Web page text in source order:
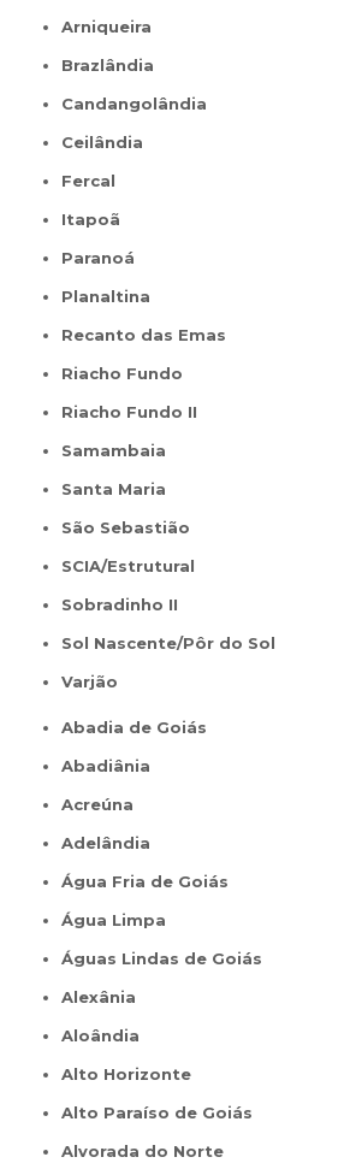
Arniqueira
Brazlândia
Candangolândia
Ceilândia
Fercal
Itapoã
Paranoá
Planaltina
Recanto das Emas
Riacho Fundo
Riacho Fundo II
Samambaia
Santa Maria
São Sebastião
SCIA/Estrutural
Sobradinho II
Sol Nascente/Pôr do Sol
Varjão
Abadia de Goiás
Abadiânia
Acreúna
Adelândia
Água Fria de Goiás
Água Limpa
Águas Lindas de Goiás
Alexânia
Aloândia
Alto Horizonte
Alto Paraíso de Goiás
Alvorada do Norte